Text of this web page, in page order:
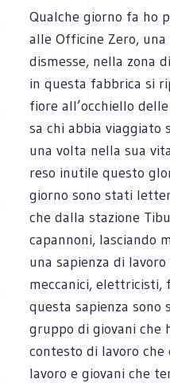
Qualche giorno fa ho
alle Officine Zero,
dismesse, nella zona
in questa fabbrica si
fiore all’occhiello
sa chi abbia viaggiato
una volta nella sua
reso inutile questo
giorno sono stati
che dalla stazione
capannoni, lasciando
una sapienza di
meccanici, elettricisti,
questa sapienza sono
gruppo di giovani che
contesto di lavoro
lavoro e giovani che